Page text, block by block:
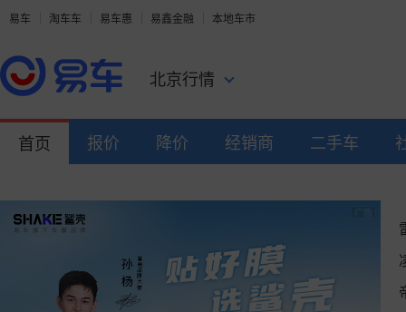
易车 淘车车 易车惠 易鑫金融 本地车市
北京行情
首页 报价 降价 经销商 二手车